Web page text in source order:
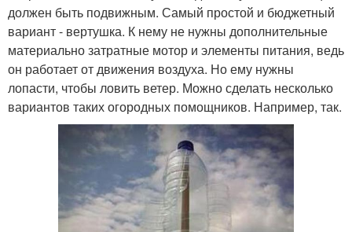
должен быть подвижным. Самый простой и бюджетный
вариант - вертушка. К нему не нужны дополнительные
материально затратные мотор и элементы питания, ведь
он работает от движения воздуха. Но ему нужны
лопасти, чтобы ловить ветер. Можно сделать несколько
вариантов таких огородных помощников. Например, так.